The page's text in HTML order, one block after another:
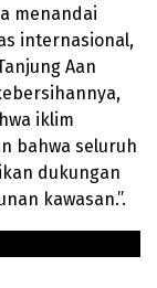
menandai
internasional,
Aan
iklim
bahwa seluruh
dukungan
kawasan.”.